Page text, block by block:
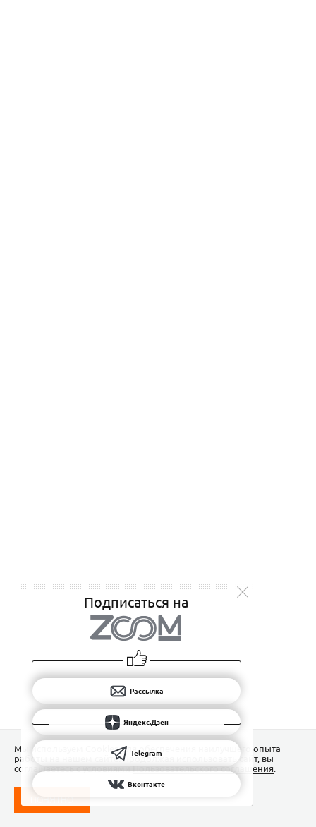
Подписаться на
Рассылка
Яндекс.Дзен
Telegram
Вконтакте
Мы используем Сookies для обеспечения наилучшего опыта
работы на нашем сайте. Продолжая использовать сайт, вы
соглашаетесь с условиямиПользовательского соглашения.
ПОНЯТНО